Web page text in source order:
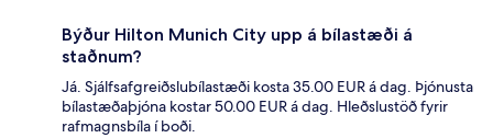
Býður Hilton Munich City upp á bílastæði á
staðnum?
Já. Sjálfsafgreiðslubílastæði kosta 35.00 EUR á dag. Þjónusta
bílastæðaþjóna kostar 50.00 EUR á dag. Hleðslustöð fyrir
rafmagnsbíla í boði.